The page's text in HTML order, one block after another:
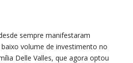
sempre manifestaram
volume de investimento no
Delle Valles, que agora optou